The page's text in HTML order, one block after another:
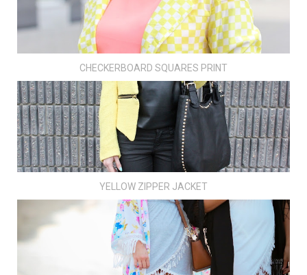
CHECKERBOARD SQUARES PRINT
YELLOW ZIPPER JACKET